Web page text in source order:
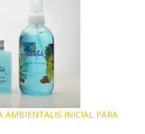
AMBIENTALIS INICIAL PARA